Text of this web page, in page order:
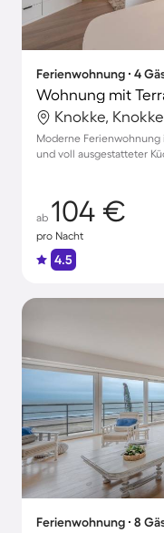
Ferienwohnung ∙ 4
Wohnung mit
Knokke,
Moderne Ferienwohnung
und voll ausgestatteter
ab 104 €
pro Nacht
4.5
Ferienwohnung ∙ 8